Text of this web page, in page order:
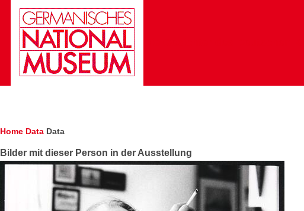
Skip to main content
Breadcrumb
Home Data Data
Bilder mit dieser Person in der Ausstellung